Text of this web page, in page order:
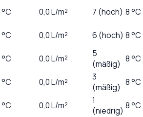
°C 0,0L/m² 7 (hoch) 8 °C
°C 0,0L/m² 6 (hoch) 8 °C
°C 0,0L/m²
5
(mäßig) 8 °C
°C 0,0L/m²
3
(mäßig) 8 °C
°C 0,0L/m²
1
(niedrig) 8 °C